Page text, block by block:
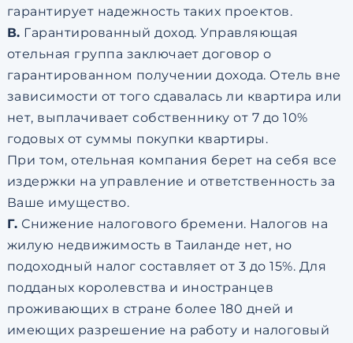
гарантирует надежность таких проектов.
В. Гарантированный доход. Управляющая
отельная группа заключает договор о
гарантированном получении дохода. Отель вне
зависимости от того сдавалась ли квартира или
нет, выплачивает собственнику от 7 до 10%
годовых от суммы покупки квартиры.
При том, отельная компания берет на себя все
издержки на управление и ответственность за
Ваше имущество.
Г. Снижение налогового бремени. Налогов на
жилую недвижимость в Таиланде нет, но
подоходный налог составляет от 3 до 15%. Для
подданых королевства и иностранцев
проживающих в стране более 180 дней и
имеющих разрешение на работу и налоговый